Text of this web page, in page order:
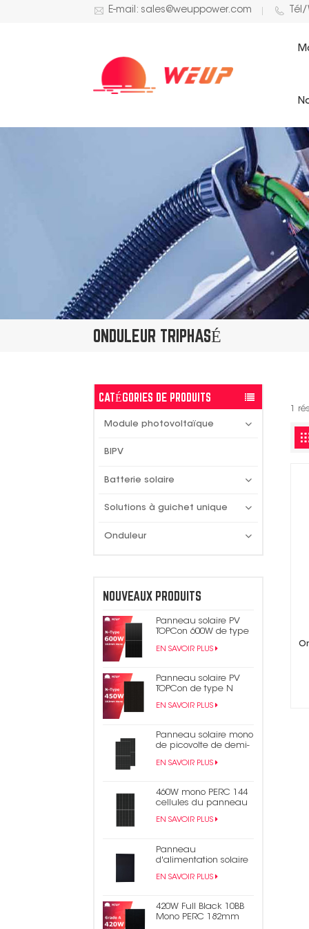
E-mail: sales@weuppower.com
ONDULEUR TRIPHASÉ
CATÉGORIES DE PRODUITS
Module photovoltaïque
BIPV
Batterie solaire
Solutions à guichet unique
Onduleur
NOUVEAUX PRODUITS
Panneau solaire PV
TOPCon 600W de type
EN SAVOIR PLUS
Panneau solaire PV
TOPCon de type N
EN SAVOIR PLUS
Panneau solaire mono
de picovolte de demi-
élevé 550W 9bb Perc
EN SAVOIR PLUS
460W mono PERC 144
cellules du panneau
panneau
EN SAVOIR PLUS
Panneau
d'alimentation solaire
monocristallins de 430
EN SAVOIR PLUS
420W Full Black 10BB
Mono PERC 182mm
1